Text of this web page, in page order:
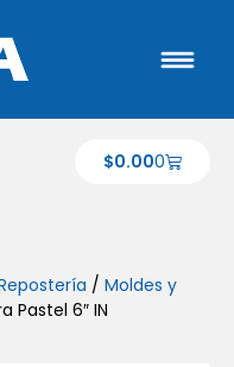
$0.000
/ Moldes y
Pastel 6″ IN